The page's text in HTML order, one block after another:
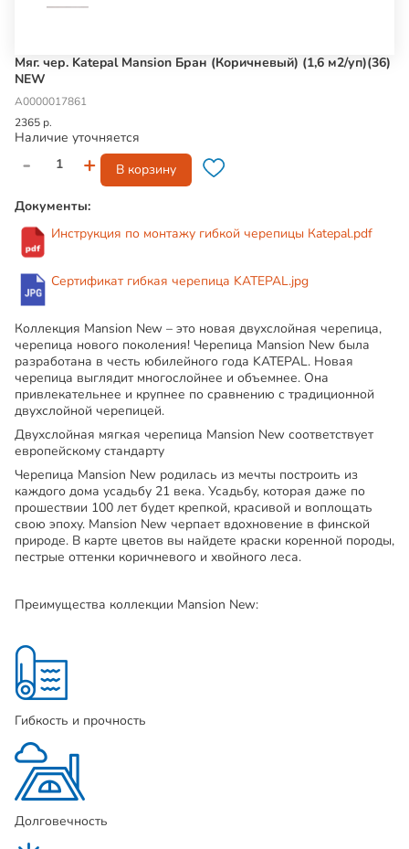
Мяг. чер. Katepal Mansion Бран (Коричневый) (1,6 м2/уп)(36)
NEW
А0000017861
2365 р.
Наличие уточняется
- + В корзину
Документы:
Инструкция по монтажу гибкой черепицы Кatepal.pdf
Сертификат гибкая черепица KATEPAL.jpg
Коллекция Mansion New – это новая двухслойная черепица,
черепица нового поколения! Черепица Mansion New была
разработана в честь юбилейного года KATEPAL. Новая
черепица выглядит многослойнее и объемнее. Она
привлекательнее и крупнее по сравнению с традиционной
двухслойной черепицей.
Двухслойная мягкая черепица Mansion New соответствует
европейскому стандарту
Черепица Mansion New родилась из мечты построить из
каждого дома усадьбу 21 века. Усадьбу, которая даже по
прошествии 100 лет будет крепкой, красивой и воплощать
свою эпоху. Mansion New черпает вдохновение в финской
природе. В карте цветов вы найдете краски коренной породы,
пестрые оттенки коричневого и хвойного леса.
Преимущества коллекции Mansion New:
Гибкость и прочность
Долговечность